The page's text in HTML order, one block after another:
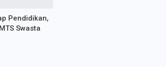
Pendidikan,
Swasta